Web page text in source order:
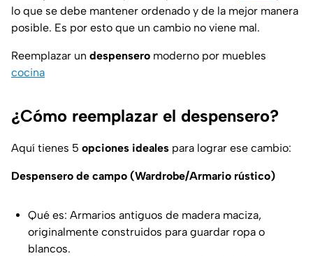
lo que se debe mantener ordenado y de la mejor manera
posible. Es por esto que un cambio no viene mal.
Reemplazar un despensero moderno por muebles
cocina
¿Cómo reemplazar el despensero?
Aquí tienes 5 opciones ideales para lograr ese cambio:
Despensero de campo (Wardrobe/Armario rústico)
Qué es: Armarios antiguos de madera maciza,
originalmente construidos para guardar ropa o
blancos.